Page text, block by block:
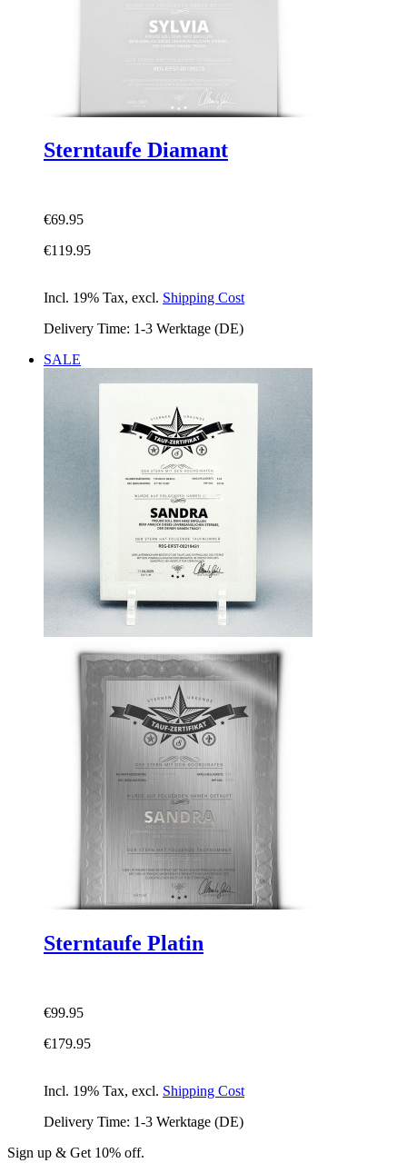
Sterntaufe Diamant
€69.95
€119.95
Incl. 19% Tax, excl. Shipping Cost
Delivery Time: 1-3 Werktage (DE)
SALE
Sterntaufe Platin
€99.95
€179.95
Incl. 19% Tax, excl. Shipping Cost
Delivery Time: 1-3 Werktage (DE)
Sign up & Get 10% off.